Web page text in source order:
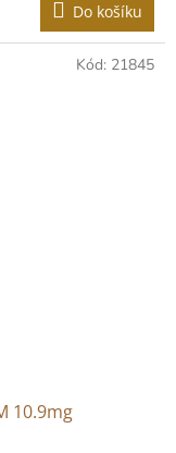
Do košíku
10.9mg
Kód: 21845